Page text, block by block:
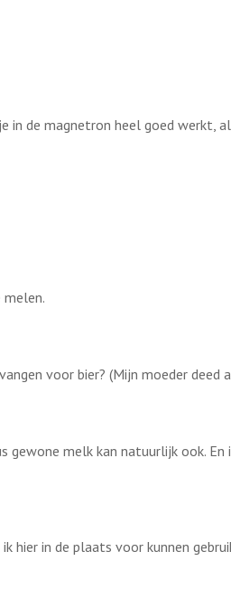
in de magnetron heel goed werkt,
voor bier? (Mijn moeder
melk kan natuurlijk ook.
hier in de plaats voor kunnen